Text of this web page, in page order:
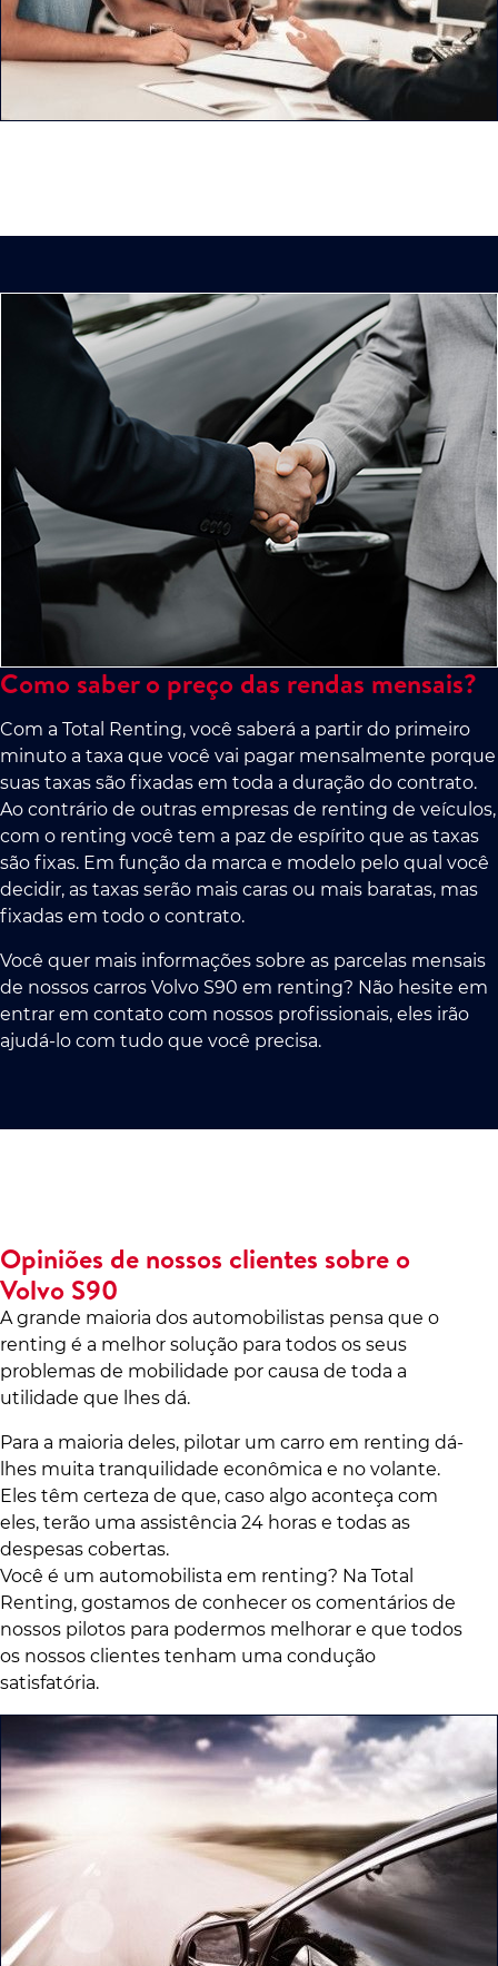
Como saber o preço das rendas mensais?
Com a Total Renting, você saberá a partir do primeiro
minuto a taxa que você vai pagar mensalmente porque
suas taxas são fixadas em toda a duração do contrato.
Ao contrário de outras empresas de renting de veículos,
com o renting você tem a paz de espírito que as taxas
são fixas. Em função da marca e modelo pelo qual você
decidir, as taxas serão mais caras ou mais baratas, mas
fixadas em todo o contrato.
Você quer mais informações sobre as parcelas mensais
de nossos carros Volvo S90 em renting? Não hesite em
entrar em contato com nossos profissionais, eles irão
ajudá-lo com tudo que você precisa.
Opiniões de nossos clientes sobre o
Volvo S90
A grande maioria dos automobilistas pensa que o
renting é a melhor solução para todos os seus
problemas de mobilidade por causa de toda a
utilidade que lhes dá.
Para a maioria deles, pilotar um carro em renting dá-
lhes muita tranquilidade econômica e no volante.
Eles têm certeza de que, caso algo aconteça com
eles, terão uma assistência 24 horas e todas as
despesas cobertas.
Você é um automobilista em renting? Na Total
Renting, gostamos de conhecer os comentários de
nossos pilotos para podermos melhorar e que todos
os nossos clientes tenham uma condução
satisfatória.